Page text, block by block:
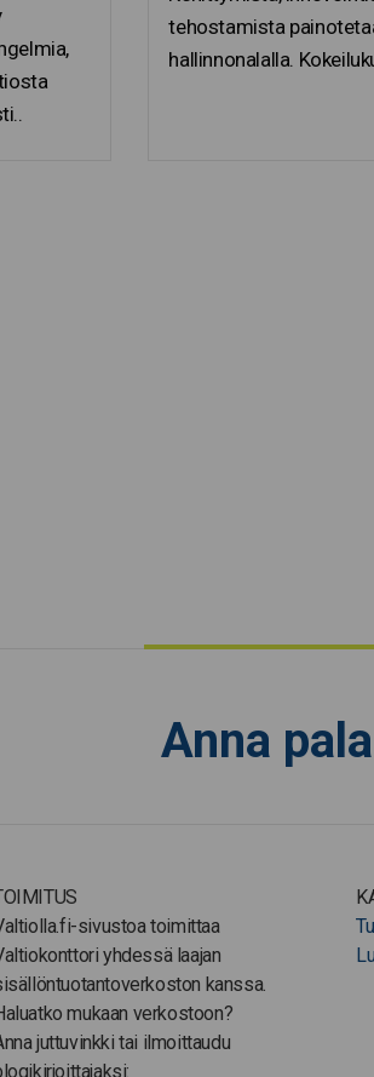
tehostamista
hallinnonalalla.
Anna
sivustoa toimittaa
yhdessä laajan
kanssa.
mukaan verkostoon?
juttuvinkki tai ilmoittaudu